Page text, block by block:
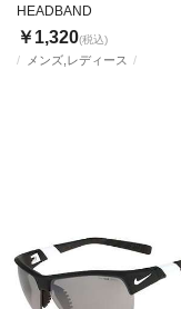
メンズ,レディース
HEADBAND
￥1,320(税込)